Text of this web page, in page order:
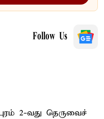
Follow Us
2-வது தெருவைச்